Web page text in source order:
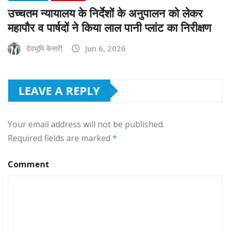
उच्चतम न्यायालय के निर्देशों के अनुपालन को लेकर
महापौर व पार्षदों ने किया लाल पानी प्लांट का निरीक्षण
देवभूमि केसरी Jun 6, 2026
LEAVE A REPLY
Your email address will not be published.
Required fields are marked *
Comment